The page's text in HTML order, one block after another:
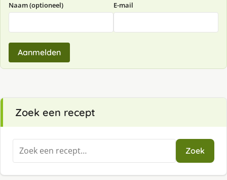
Naam (optioneel) E-mail
Aanmelden
Zoek een recept
Zoeken
naar:
Zoek